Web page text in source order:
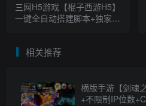
三网H5游戏【棍子西游H5】
一键全自动搭建脚本+独家修
后台+全套表+前后端转换工
相关推荐
横版手游【剑魂
+不限制IP位数